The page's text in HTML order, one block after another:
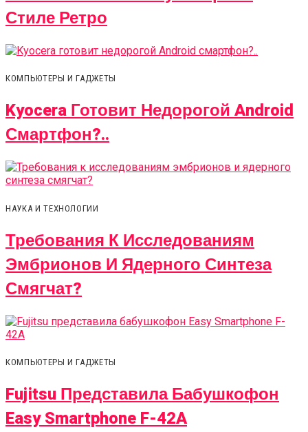
Стиле Ретро
КОМПЬЮТЕРЫ И ГАДЖЕТЫ
Kyocera Готовит Недорогой Android
Смартфон?..
НАУКА И ТЕХНОЛОГИИ
Требования К Исследованиям
Эмбрионов И Ядерного Синтеза
Смягчат?
КОМПЬЮТЕРЫ И ГАДЖЕТЫ
Fujitsu Представила Бабушкофон
Easy Smartphone F-42A